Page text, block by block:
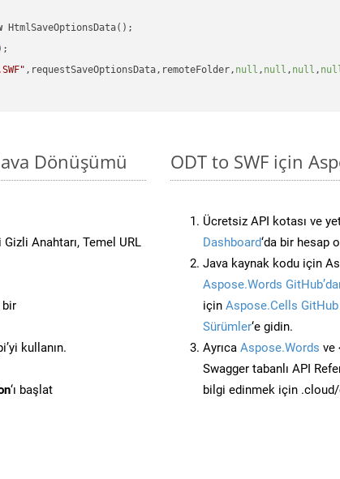
HtmlSaveOptionsData();
,requestSaveOptionsData,remoteFolder, null , null , null ,
Dönüşümü
Anahtarı, Temel URL
bir
kullanın.
‘ı başlat
ODT to SWF için
Ücretsiz API kotası ve
Dashboard‘da bir hesap
Java kaynak kodu için
Aspose.Words
için Aspose.Cells GitHub
Sürümler‘e gidin.
Ayrıca Aspose.Words ve
Swagger tabanlı API
bilgi edinmek için